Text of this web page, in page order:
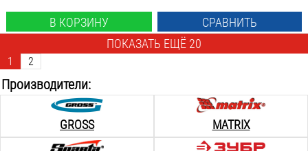
В КОРЗИНУ
СРАВНИТЬ
ПОКАЗАТЬ ЕЩЁ 20
1 2
Производители:
GROSS MATRIX